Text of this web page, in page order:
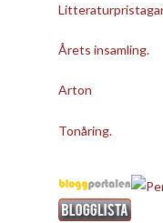
Årets insamling.
Arton
Tonåring.